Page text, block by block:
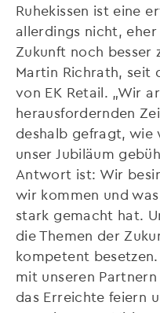
Ruhekissen ist eine
allerdings nicht,
Zukunft noch besser
Martin Richrath, seit
von EK Retail. „Wir
herausfordernden
deshalb gefragt, wie
unser Jubiläum
Antwort ist: Wir
wir kommen und
stark gemacht hat.
die Themen der
kompetent
mit unseren
das Erreichte feiern